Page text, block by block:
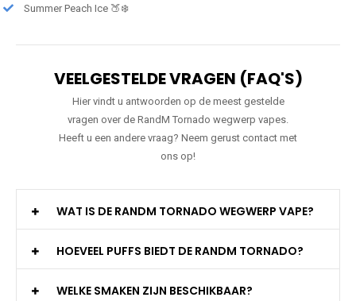
Summer Peach Ice 🍑❄️
VEELGESTELDE VRAGEN (FAQ'S)
Hier vindt u antwoorden op de meest gestelde
vragen over de RandM Tornado wegwerp vapes.
Heeft u een andere vraag? Neem gerust contact met
ons op!
WAT IS DE RANDM TORNADO WEGWERP VAPE?
HOEVEEL PUFFS BIEDT DE RANDM TORNADO?
WELKE SMAKEN ZIJN BESCHIKBAAR?